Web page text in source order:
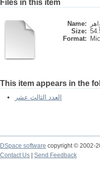
Files in this item
Name:
Size:
Format:
This item appears in the
العدد الثالث عشر
DSpace software copyright © 2002-
Contact Us
Send Feedback